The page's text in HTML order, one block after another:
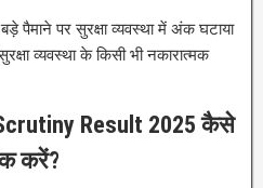
पैमाने पर सुरक्षा व्यवस्था में अंक घटाया
व्यवस्था के किसी भी नकारात्मक
Result 2025 कैसे
करें?